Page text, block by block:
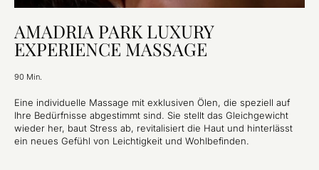
AMADRIA PARK LUXURY
EXPERIENCE MASSAGE
90 Min.
Eine individuelle Massage mit exklusiven Ölen, die speziell auf
Ihre Bedürfnisse abgestimmt sind. Sie stellt das Gleichgewicht
wieder her, baut Stress ab, revitalisiert die Haut und hinterlässt
ein neues Gefühl von Leichtigkeit und Wohlbefinden.